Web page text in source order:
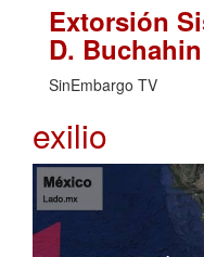
Extorsión
D. Buchahin
SinEmbargo TV
exilio